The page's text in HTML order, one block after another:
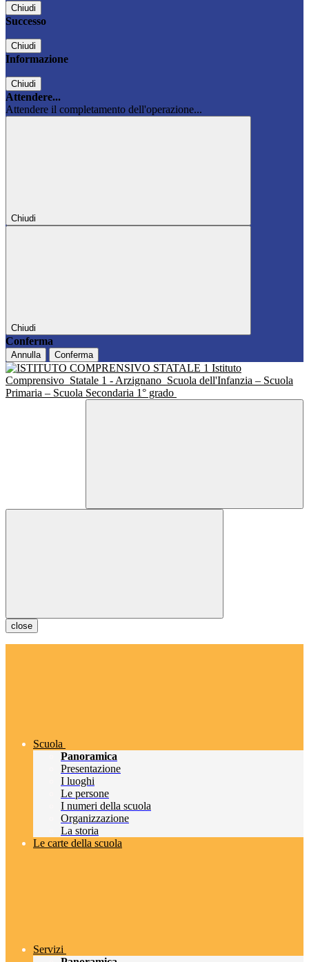
Chiudi
Successo
Chiudi
Informazione
Chiudi
Attendere...
Attendere il completamento dell'operazione...
Chiudi
Chiudi
Conferma
Annulla Conferma
Istituto
Comprensivo Statale 1 - Arzignano Scuola dell'Infanzia – Scuola
Primaria – Scuola Secondaria 1° grado
close
Scuola
Panoramica
Presentazione
I luoghi
Le persone
I numeri della scuola
Organizzazione
La storia
Le carte della scuola
Servizi